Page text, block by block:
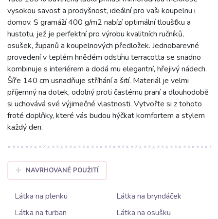
vysokou savost a prodyšnost, ideální pro vaši koupelnu i
domov. S gramáží 400 g/m2 nabízí optimální tloušťku a
hustotu, jež je perfektní pro výrobu kvalitních ručníků,
osušek, županů a koupelnových předložek. Jednobarevné
provedení v teplém hnědém odstínu terracotta se snadno
kombinuje s interiérem a dodá mu elegantní, hřejivý nádech.
Šíře 140 cm usnadňuje stříhání a šití. Materiál je velmi
příjemný na dotek, odolný proti častému praní a dlouhodobě
si uchovává své výjimečné vlastnosti. Vytvořte si z tohoto
froté doplňky, které vás budou hýčkat komfortem a stylem
každý den.
NAVRHOVANÉ POUŽITÍ
Látka na plenku
Látka na bryndáček
Látka na turban
Látka na osušku